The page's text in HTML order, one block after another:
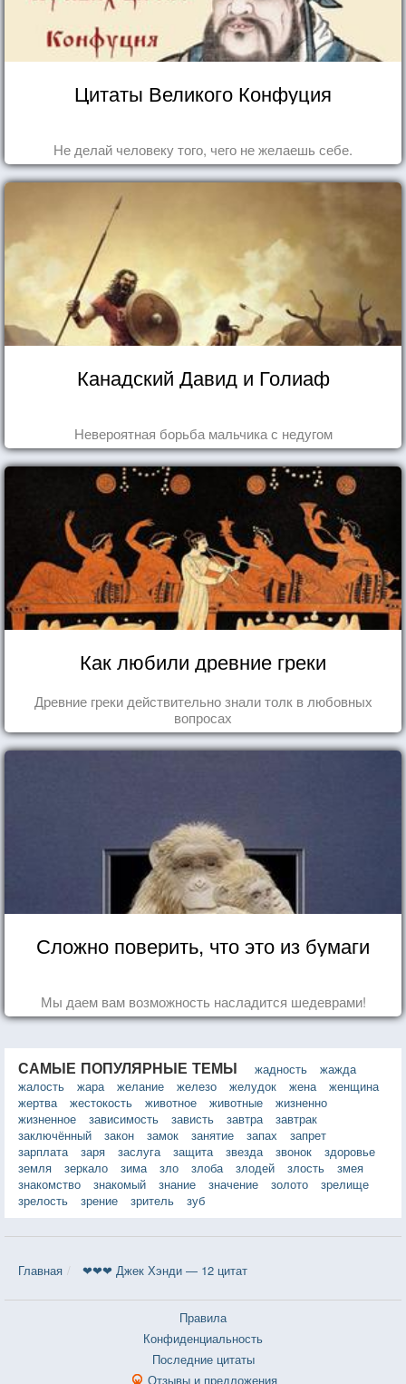
Цитаты Великого Конфуция
Не делай человеку того, чего не желаешь себе.
Канадский Давид и Голиаф
Невероятная борьба мальчика с недугом
Как любили древние греки
Древние греки действительно знали толк в любовных
вопросах
Сложно поверить, что это из бумаги
Мы даем вам возможность насладится шедеврами!
САМЫЕ ПОПУЛЯРНЫЕ ТЕМЫ жадность
жажда
жалость
жара желание железо желудок жена
женщина
жертва
жестокость животное животные
жизненно
жизненное
зависимость зависть завтра
завтрак
заключённый
закон замок занятие запах
запрет
зарплата
заря заслуга защита звезда звонок
здоровье
земля
зеркало зима зло злоба злодей злость
змея
знакомство
знакомый знание значение золото
зрелище
зрелость
зрение зритель зуб
Главная ❤❤❤ Джек Хэнди — 12 цитат
Правила
Конфиденциальность
Последние цитаты
Отзывы и предложения